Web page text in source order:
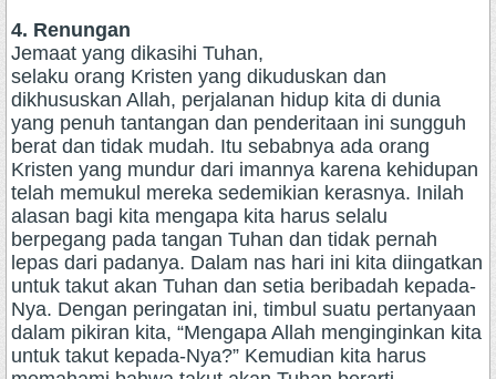
4. Renungan
Jemaat yang dikasihi Tuhan,
selaku orang Kristen yang dikuduskan dan
dikhususkan Allah, perjalanan hidup kita di dunia
yang penuh tantangan dan penderitaan ini sungguh
berat dan tidak mudah. Itu sebabnya ada orang
Kristen yang mundur dari imannya karena kehidupan
telah memukul mereka sedemikian kerasnya. Inilah
alasan bagi kita mengapa kita harus selalu
berpegang pada tangan Tuhan dan tidak pernah
lepas dari padanya. Dalam nas hari ini kita diingatkan
untuk takut akan Tuhan dan setia beribadah kepada-
Nya. Dengan peringatan ini, timbul suatu pertanyaan
dalam pikiran kita, “Mengapa Allah menginginkan kita
untuk takut kepada-Nya?” Kemudian kita harus